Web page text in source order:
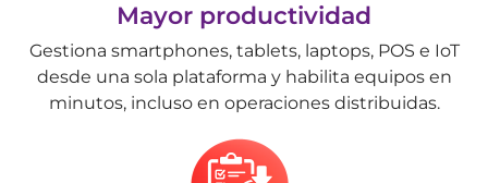
Mayor productividad
Gestiona smartphones, tablets, laptops, POS e IoT
desde una sola plataforma y habilita equipos en
minutos, incluso en operaciones distribuidas.